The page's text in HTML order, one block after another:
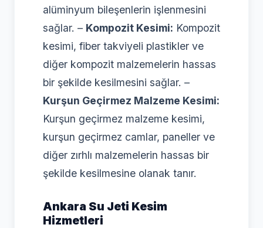
alüminyum bileşenlerin işlenmesini
sağlar. – Kompozit Kesimi: Kompozit
kesimi, fiber takviyeli plastikler ve
diğer kompozit malzemelerin hassas
bir şekilde kesilmesini sağlar. –
Kurşun Geçirmez Malzeme Kesimi:
Kurşun geçirmez malzeme kesimi,
kurşun geçirmez camlar, paneller ve
diğer zırhlı malzemelerin hassas bir
şekilde kesilmesine olanak tanır.
Ankara Su Jeti Kesim
Hizmetleri